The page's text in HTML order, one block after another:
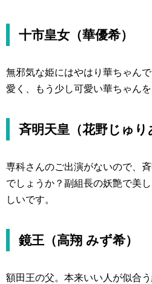
十市皇女（華優希）
無邪気な姫にはやはり華ちゃん
愛く、もう少し可愛い華ちゃんを
斉明天皇（花野じゅり
専科さんのご出演がないので、
でしょうか？副組長の妖艶で美
しいです。
鏡王（高翔 みず希）
額田王の父。本来いい人が似合